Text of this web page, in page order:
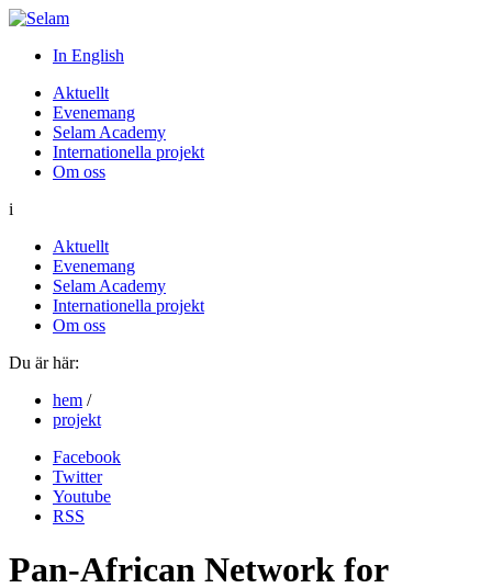
In English
Aktuellt
Evenemang
Selam Academy
Internationella projekt
Om oss
i
Aktuellt
Evenemang
Selam Academy
Internationella projekt
Om oss
Du är här:
hem /
projekt
Facebook
Twitter
Youtube
RSS
Pan-African Network for